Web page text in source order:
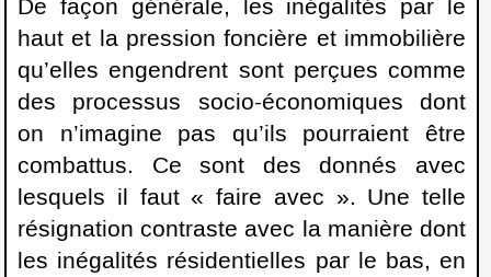
De façon générale, les inégalités par le
haut et la pression foncière et immobilière
qu’elles engendrent sont perçues comme
des processus socio-économiques dont
on n’imagine pas qu’ils pourraient être
combattus. Ce sont des donnés avec
lesquels il faut « faire avec ». Une telle
résignation contraste avec la manière dont
les inégalités résidentielles par le bas, en